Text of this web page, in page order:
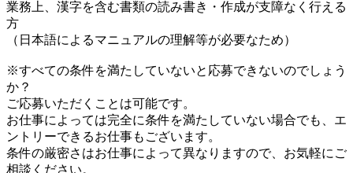
業務上、漢字を含む書類の読み書き・作成が支障なく行える
方
（日本語によるマニュアルの理解等が必要なため）
※すべての条件を満たしていないと応募できないのでしょう
か？
ご応募いただくことは可能です。
お仕事によっては完全に条件を満たしていない場合でも、エ
ントリーできるお仕事もございます。
条件の厳密さはお仕事によって異なりますので、お気軽にご
相談ください。